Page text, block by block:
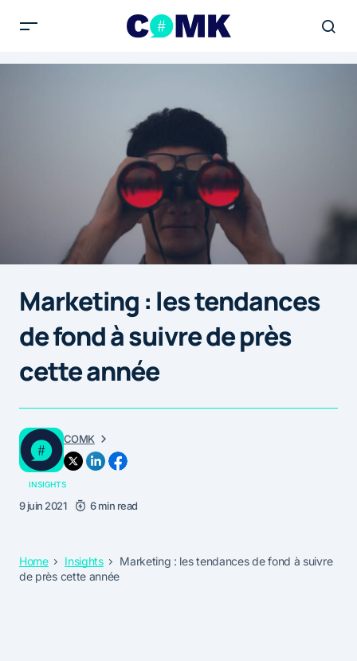
Marketing : les tendances
de fond à suivre de près
cette année
COMK
INSIGHTS
9 juin 2021 6 min read
Home Insights
Marketing : les tendances de fond à suivre
de près cette année